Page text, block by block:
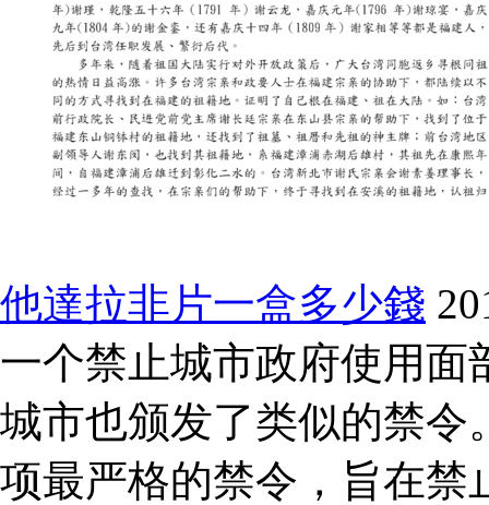
他達拉非片一盒多少錢
一个禁止城市政府使用面
城市也颁发了类似的禁令
项最严格的禁令，旨在禁